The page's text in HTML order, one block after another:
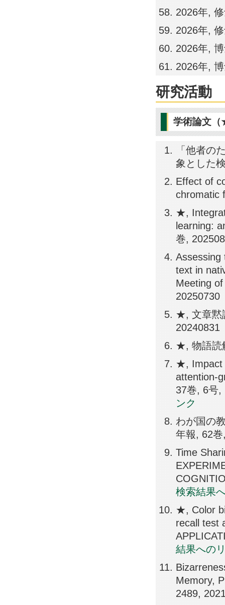
2026年,
2026年,
2026年,
2026年,
研究活動
学術論文
「他者の
象とした
Effect of
chromatic
★,
learning:
巻,
Assessing
text in
Meeting
20250730
★, 文章黙
20240831
★, 物語読
★, Impact
attention-
37巻, 6号,
ンク
わが国の
年報, 62
Time
検索結果
★, Color
recall test
結果への
Memory,
2489,